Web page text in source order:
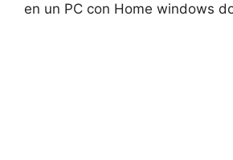
en un PC con Home windows